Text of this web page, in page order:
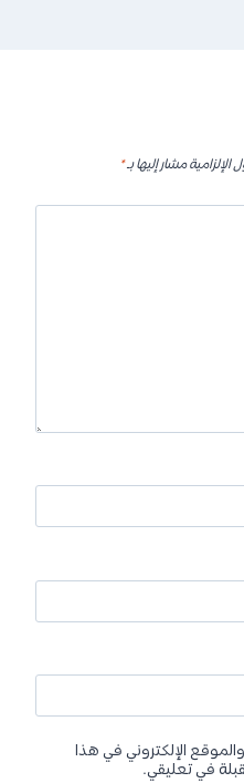
الإلزامية مشار إليها بـ*
الإلكتروني في هذا
في تعليقي.